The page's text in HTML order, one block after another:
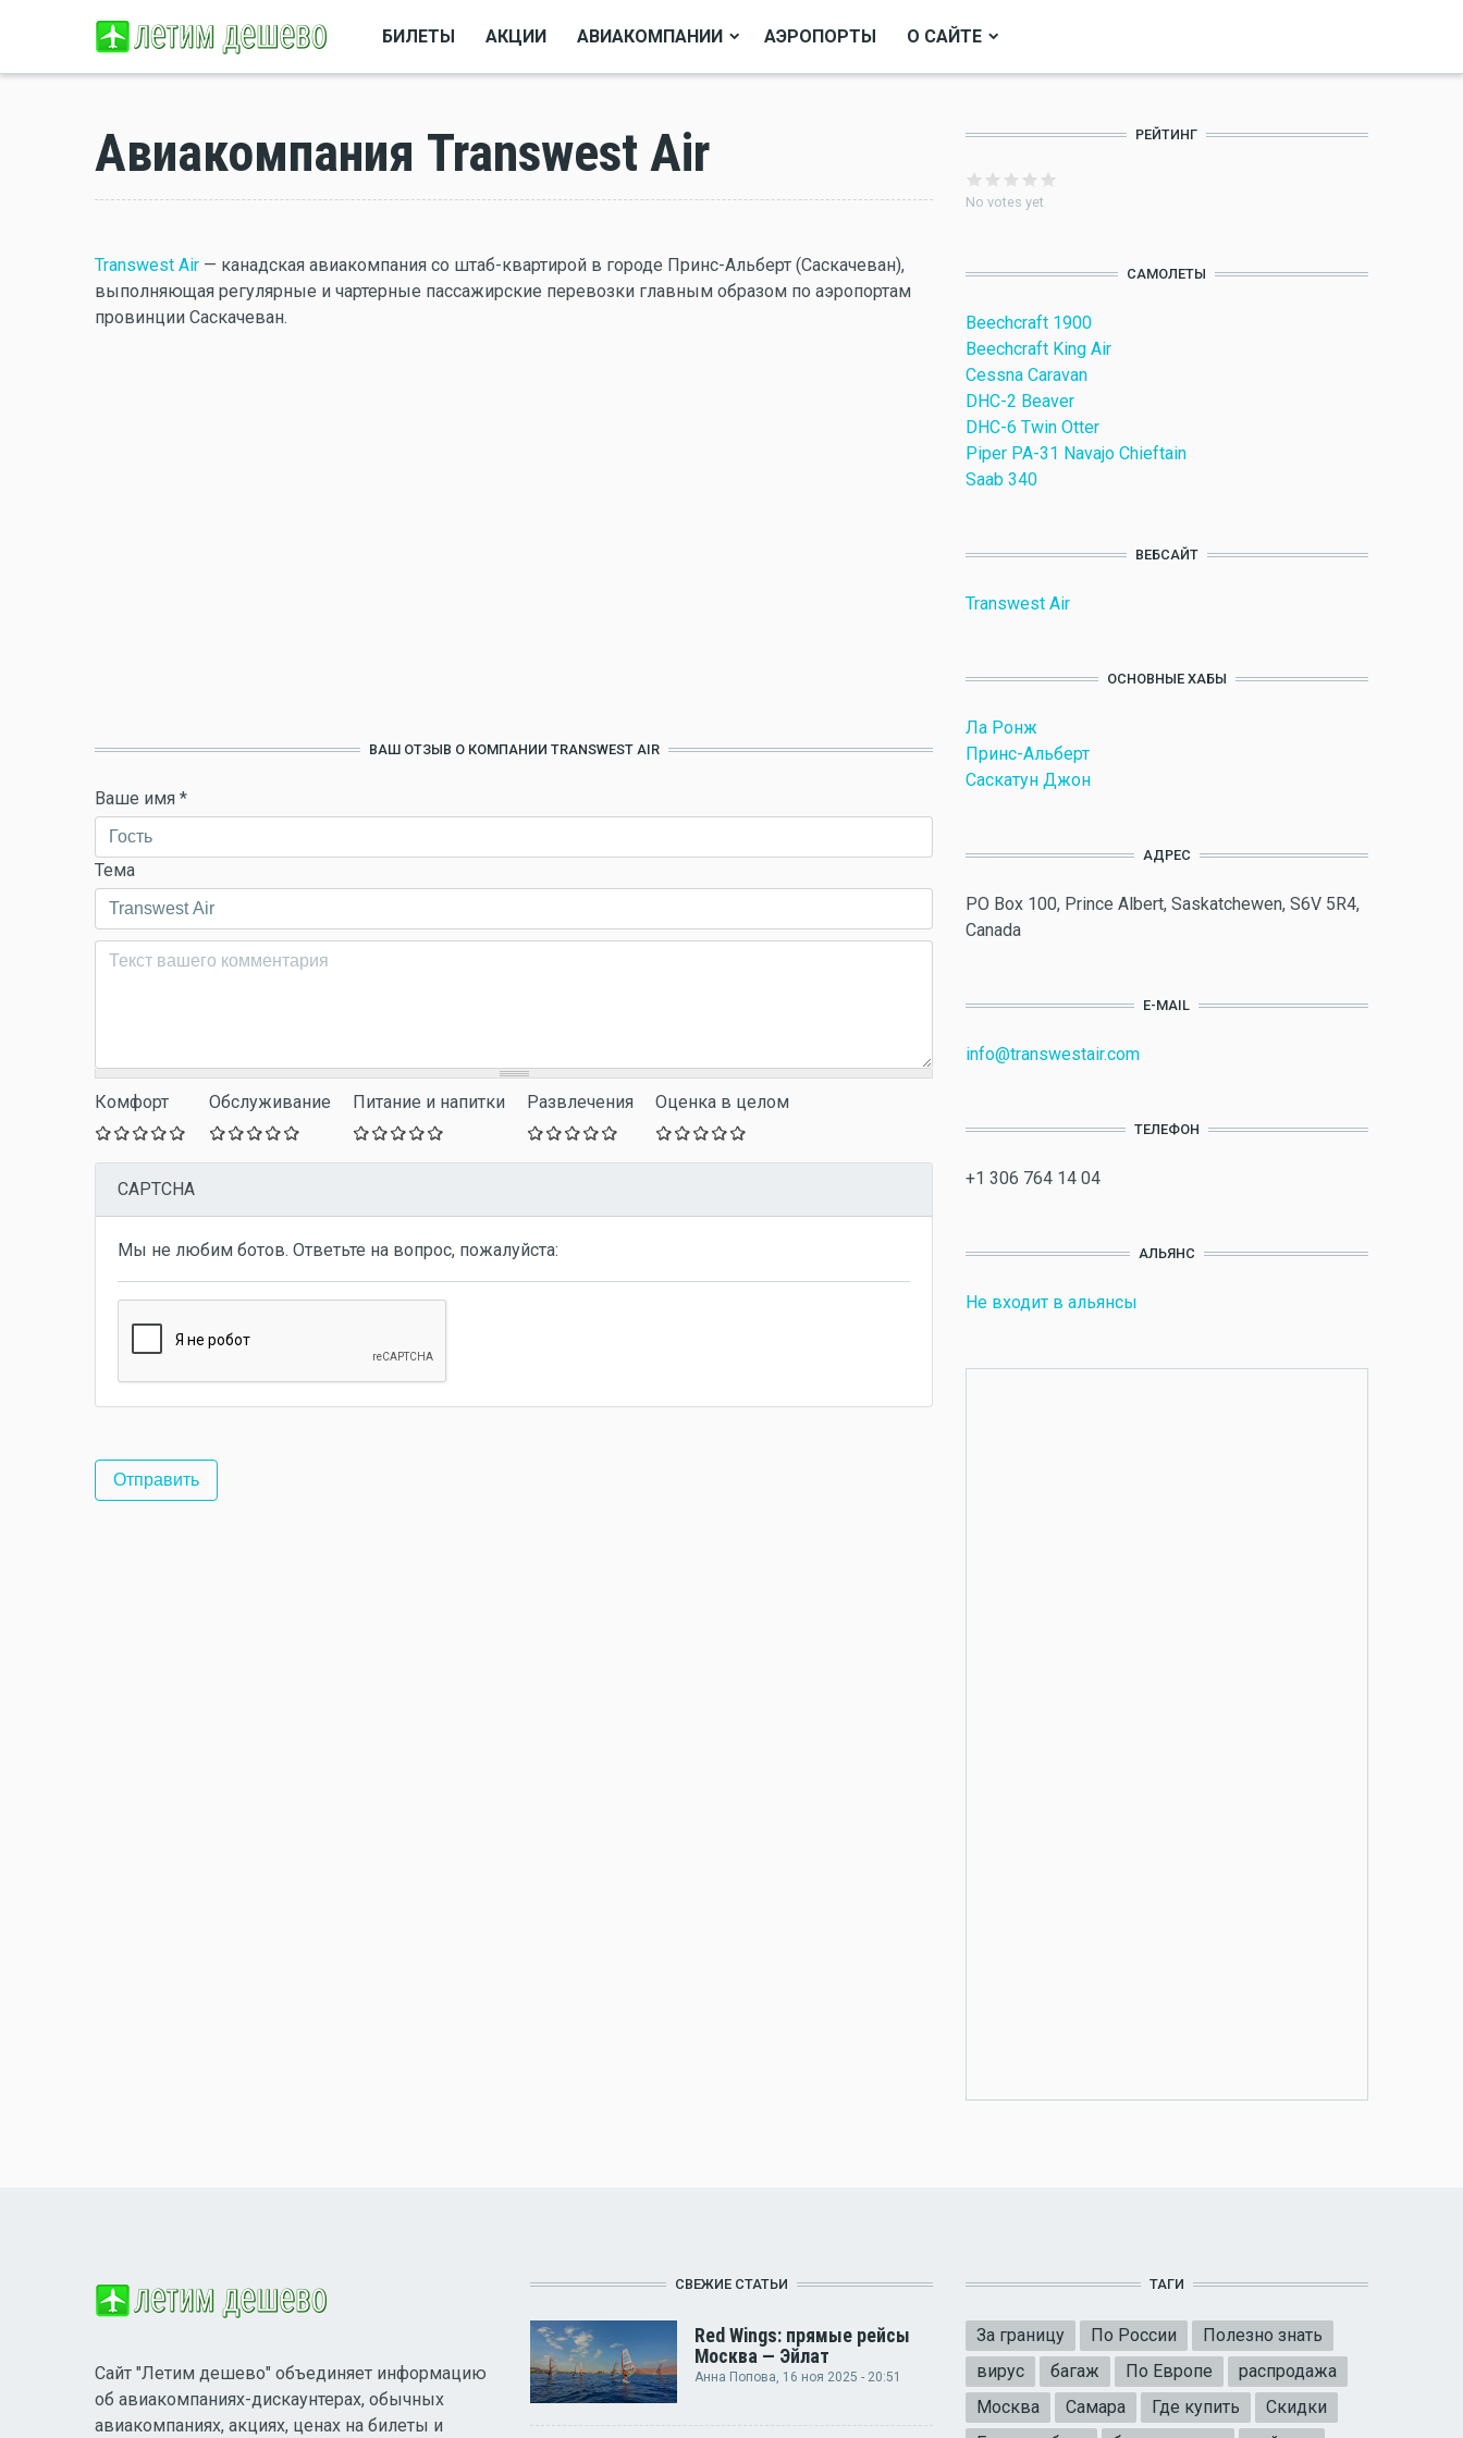
БИЛЕТЫ АКЦИИ АВИАКОМПАНИИ АЭРОПОРТЫ О САЙТЕ
Авиакомпания Transwest Air
Transwest Air — канадская авиакомпания со штаб-квартирой в городе Принс-Альберт (Саскачеван),
выполняющая регулярные и чартерные пассажирские перевозки главным образом по аэропортам
провинции Саскачеван.
ВАШ ОТЗЫВ О КОМПАНИИ TRANSWEST AIR
Ваше имя *
Тема
Комментарий*
Комфорт Обслуживание Питание и напитки Развлечения Оценка в целом
CAPTCHA
Мы не любим ботов. Ответьте на вопрос, пожалуйста:
РЕЙТИНГ
No votes yet
САМОЛЕТЫ
Beechcraft 1900
Beechcraft King Air
Cessna Caravan
DHC-2 Beaver
DHC-6 Twin Otter
Piper PA-31 Navajo Chieftain
Saab 340
ВЕБСАЙТ
Transwest Air
ОСНОВНЫЕ ХАБЫ
Ла Ронж
Принс-Альберт
Саскатун Джон
АДРЕС
PO Box 100, Prince Albert, Saskatchewen, S6V 5R4,
Canada
E-MAIL
info@transwestair.com
ТЕЛЕФОН
+1 306 764 14 04
АЛЬЯНС
Не входит в альянсы
Сайт "Летим дешево" объединяет информацию
об авиакомпаниях-дискаунтерах, обычных
авиакомпаниях, акциях, ценах на билеты и
СВЕЖИЕ СТАТЬИ
Red Wings: прямые рейсы
Москва — Эйлат
Анна Попова, 16 ноя 2025 - 20:51
ТАГИ
За границу По России
Полезно знать
вирус
багаж По Европе
распродажа
Москва
Самара Где купить
Скидки